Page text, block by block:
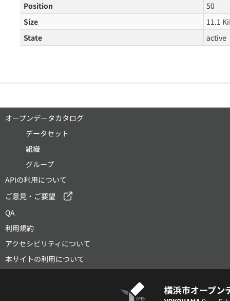
Position
50
Size
11.1
State
active
オープンデータカタログ
データセット
組織
グループ
APIの利用について
ご意見・ご要望
QA
利用規約
アクセシビリティについて
本サイトの利用について